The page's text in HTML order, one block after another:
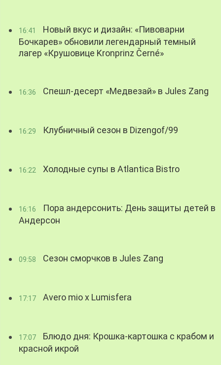
16:41
Новый вкус и дизайн: «Пивоварни
Бочкарев» обновили легендарный темный
лагер «Крушовице Kronprinz Černé»
16:36 Спешл-десерт «Медвезай» в Jules Zang
16:29 Клубничный сезон в Dizengof/99
16:22 Холодные супы в Atlantica Bistro
16:16
Пора андерсонить: День защиты детей в
Андерсон
09:58 Сезон сморчков в Jules Zang
17:17 Avero mio x Lumisfera
17:07
Блюдо дня: Крошка-картошка с крабом и
красной икрой